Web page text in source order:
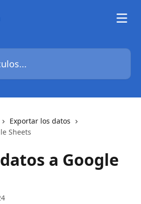
Exportar los datos
Sheets
a Google